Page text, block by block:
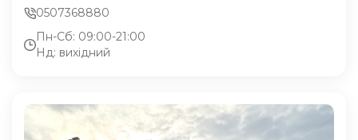
0507368880
Пн-Сб: 09:00-21:00
Нд: вихідний